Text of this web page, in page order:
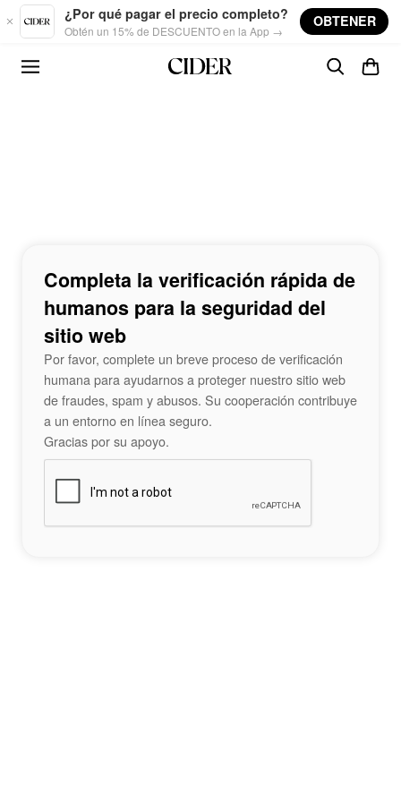
Skip to main content
¿Por qué pagar el precio completo?
Obtén un 15% de DESCUENTO en la App →
OBTENER
Completa la verificación rápida de
humanos para la seguridad del
sitio web
Por favor, complete un breve proceso de verificación
humana para ayudarnos a proteger nuestro sitio web
de fraudes, spam y abusos. Su cooperación contribuye
a un entorno en línea seguro.
Gracias por su apoyo.